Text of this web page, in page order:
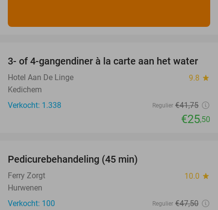
39%
3- of 4-gangendiner à la carte aan het water
Hotel Aan De Linge 9.8 star
Kedichem
Verkocht: 1.338
Regulier €41,75
€25,50
OUT
Pedicurebehandeling (45 min)
Ferry Zorgt 10.0 star
Hurwenen
Verkocht: 100
Regulier €47,50